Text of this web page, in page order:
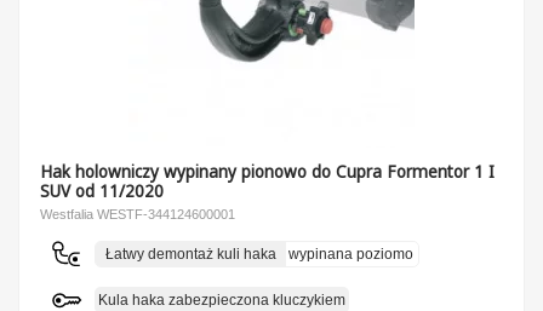
Hak holowniczy wypinany pionowo do Cupra Formentor 1 I
SUV od 11/2020
Westfalia WESTF-344124600001
Łatwy demontaż kuli haka wypinana poziomo
Kula haka zabezpieczona kluczykiem